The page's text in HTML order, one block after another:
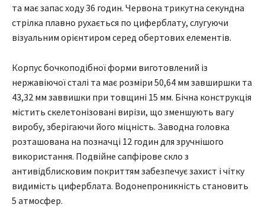
та має запас ходу 36 годин. Червона трикутна секундна
стрілка плавно рухається по циферблату, слугуючи
візуальним орієнтиром серед обертових елементів.
Корпус бочкоподібної форми виготовлений із
нержавіючої сталі та має розміри 50,64 мм завширшки та
43,32 мм заввишки при товщині 15 мм. Бічна конструкція
містить скелетонізовані вирізи, що зменшують вагу
виробу, зберігаючи його міцність. Заводна головка
розташована на позначці 12 годин для зручнішого
використання. Подвійне сапфірове скло з
антивідблисковим покриттям забезпечує захист і чітку
видимість циферблата. Водонепроникність становить
5 атмосфер.